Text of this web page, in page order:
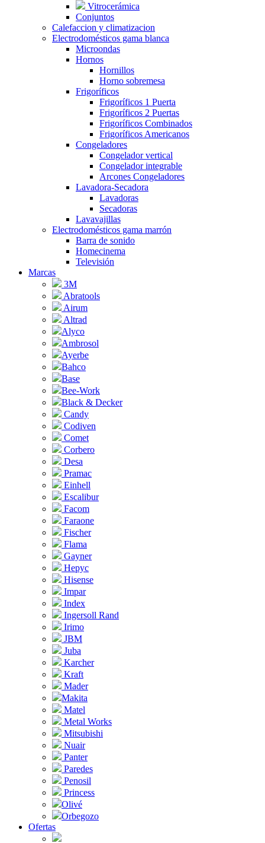
Vitrocerámica
Conjuntos
Calefaccion y climatizacion
Electrodomésticos gama blanca
Microondas
Hornos
Hornillos
Horno sobremesa
Frigoríficos
Frigoríficos 1 Puerta
Frigoríficos 2 Puertas
Frigoríficos Combinados
Frigoríficos Americanos
Congeladores
Congelador vertical
Congelador integrable
Arcones Congeladores
Lavadora-Secadora
Lavadoras
Secadoras
Lavavajillas
Electrodomésticos gama marrón
Barra de sonido
Homecinema
Televisión
Marcas
3M
Abratools
Airum
Altrad
Alyco
Ambrosol
Ayerbe
Bahco
Base
Bee-Work
Black & Decker
Candy
Codiven
Comet
Corbero
Desa
Pramac
Einhell
Escalibur
Facom
Faraone
Fischer
Flama
Gayner
Hepyc
Hisense
Impar
Index
Ingersoll Rand
Irimo
JBM
Juba
Karcher
Kraft
Mader
Makita
Matel
Metal Works
Mitsubishi
Nuair
Panter
Paredes
Penosil
Princess
Olivé
Orbegozo
Ofertas